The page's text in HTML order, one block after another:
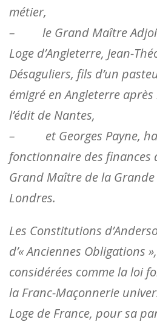
métier,
– le Grand Maître
Loge d’Angleterre, Jean-
Désaguliers, fils d’un
émigré en Angleterre
l’édit de Nantes,
– et Georges Payne,
fonctionnaire des finances
Grand Maître de la Grande
Londres.
Les Constitutions
d’« Anciennes Obligations
considérées comme la loi
la Franc-Maçonnerie
Loge de France, pour sa